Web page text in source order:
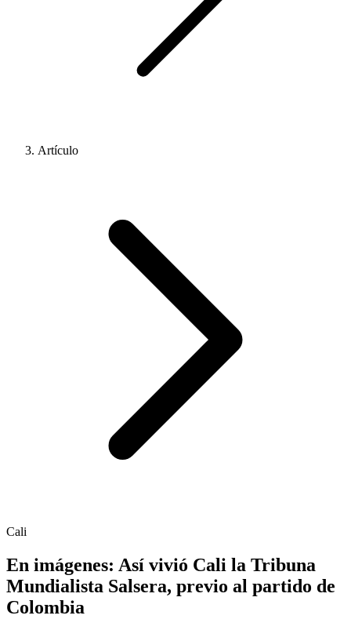
Artículo
Cali
En imágenes: Así vivió Cali la Tribuna
Mundialista Salsera, previo al partido de
Colombia